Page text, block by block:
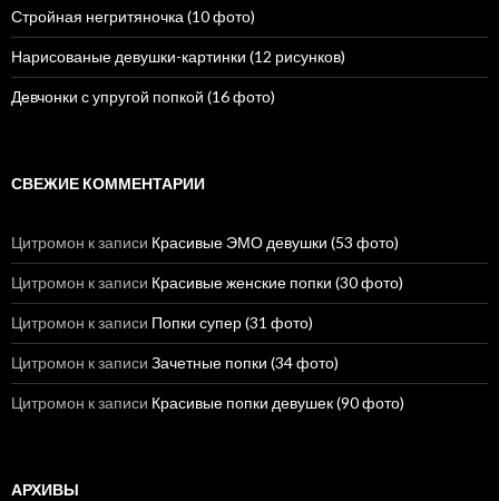
Стройная негритяночка (10 фото)
Нарисованые девушки-картинки (12 рисунков)
Девчонки с упругой попкой (16 фото)
СВЕЖИЕ КОММЕНТАРИИ
Цитромон к записи Красивые ЭМО девушки (53 фото)
Цитромон к записи Красивые женские попки (30 фото)
Цитромон к записи Попки супер (31 фото)
Цитромон к записи Зачетные попки (34 фото)
Цитромон к записи Красивые попки девушек (90 фото)
АРХИВЫ